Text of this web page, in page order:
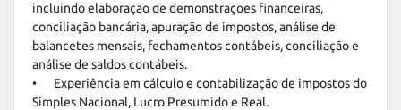
incluindo elaboração de demonstrações financeiras,
conciliação bancária, apuração de impostos, análise de
balancetes mensais, fechamentos contábeis, conciliação e
análise de saldos contábeis.
•	Experiência em cálculo e contabilização de impostos do
Simples Nacional, Lucro Presumido e Real.